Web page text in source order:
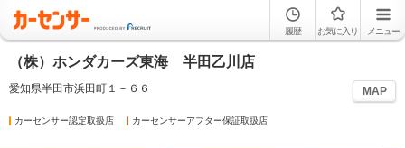
履歴 お気に入り メニュー
（株）ホンダカーズ東海 半田乙川店
愛知県半田市浜田町１－６６ MAP
カーセンサー認定取扱店 カーセンサーアフター保証取扱店